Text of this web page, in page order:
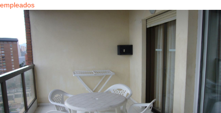
empleados